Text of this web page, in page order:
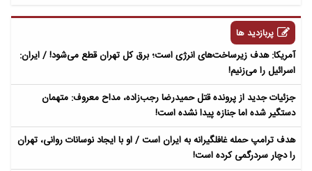
پربازدید ها
آمریکا: هدف زیرساخت‌های انرژی است؛ برق کل تهران قطع می‌شود! / ایران:
اسرائیل را می‌زنیم!
جزئیات جدید از پرونده قتل حمیدرضا رجب‌زاده، مداح معروف: متهمان
دستگیر شده اما جنازه پیدا نشده است!
هدف ترامپ حمله غافلگیرانه به ایران است / او با ایجاد نوسانات روانی، تهران
را دچار سردرگمی کرده است!